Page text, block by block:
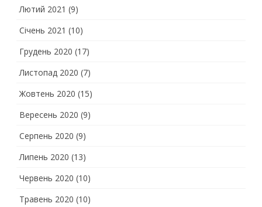
Лютий 2021 (9)
Січень 2021 (10)
Грудень 2020 (17)
Листопад 2020 (7)
Жовтень 2020 (15)
Вересень 2020 (9)
Серпень 2020 (9)
Липень 2020 (13)
Червень 2020 (10)
Травень 2020 (10)